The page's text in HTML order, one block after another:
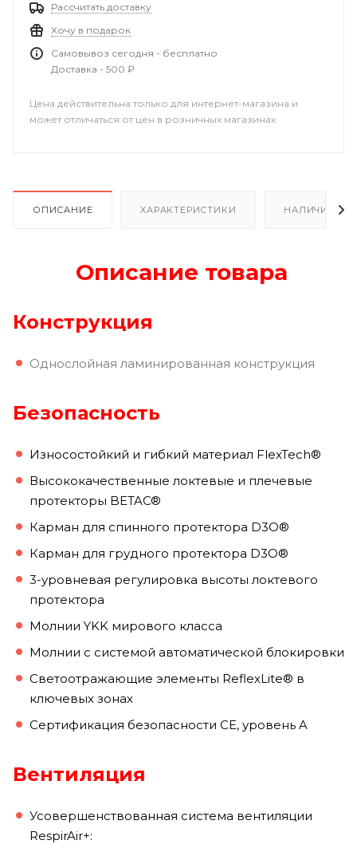
Рассчитать доставку
Хочу в подарок
Самовывоз сегодня - бесплатно
Доставка - 500 ₽
Цена действительна только для интернет-магазина и
может отличаться от цен в розничных магазинах
ОПИСАНИЕ ХАРАКТЕРИСТИКИ НАЛИЧИЕ В
Описание товара
Конструкция
Однослойная ламинированная конструкция
Безопасность
Износостойкий и гибкий материал FlexTech®
Высококачественные локтевые и плечевые
протекторы BETAC®
Карман для спинного протектора D3O®
Карман для грудного протектора D3O®
3-уровневая регулировка высоты локтевого
протектора
Молнии YKK мирового класса
Молнии с системой автоматической блокировки
Светоотражающие элементы ReflexLite® в
ключевых зонах
Сертификация безопасности CE, уровень A
Вентиляция
Усовершенствованная система вентиляции
RespirAir+: